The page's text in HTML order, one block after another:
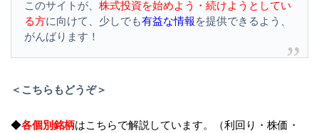
このサイトが、 株式投資を始めよう・続けようとしてい
る方に向けて、少しでも有益な情報を提供できるよう、
がんばります！
＜こちらもどうぞ＞
◆各個別銘柄はこちらで解説しています。（利回り・株価・